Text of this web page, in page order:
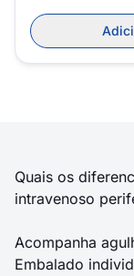
Quais os
intravenoso
Acompanha
Embalado